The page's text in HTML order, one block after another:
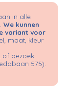
in alle
We kunnen
variant voor
maat, kleur
of bezoek
575).